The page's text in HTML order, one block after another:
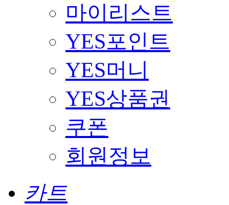
마이리스트
YES포인트
YES머니
YES상품권
쿠폰
회원정보
카트